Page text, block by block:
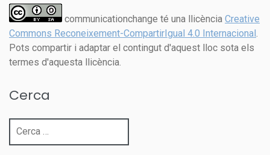
communicationchange té una llicència Creative
Commons Reconeixement-CompartirIgual 4.0 Internacional.
Pots compartir i adaptar el contingut d'aquest lloc sota els
termes d'aquesta llicència.
Cerca
Cerca: